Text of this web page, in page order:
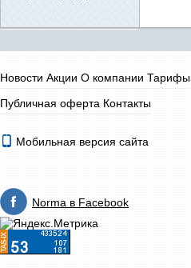
Новости Акции О компании Тарифы
Публичная оферта Контакты
Мобильная версия сайта
Norma в Facebook